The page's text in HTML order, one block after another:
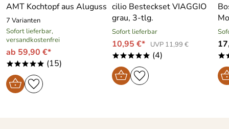
AMT Kochtopf aus Aluguss
7 Varianten
Sofort lieferbar,
versandkostenfrei
ab 59,90 €*
***** (15)
cilio Besteckset VIAGGIO
grau, 3-tlg.
Sofort lieferbar
10,95 €* UVP 11,99 €
***** (4)